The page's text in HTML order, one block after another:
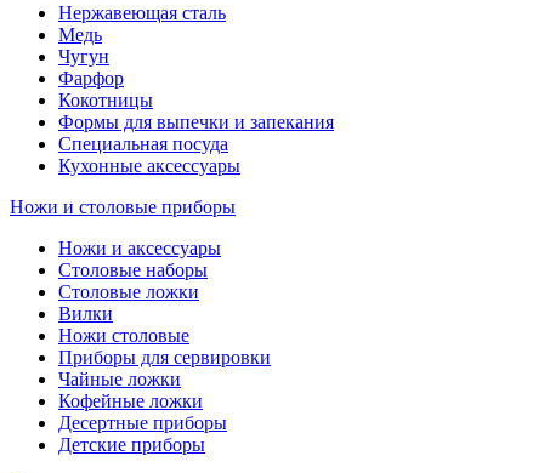
Нержавеющая сталь
Медь
Чугун
Фарфор
Кокотницы
Формы для выпечки и запекания
Специальная посуда
Кухонные аксессуары
Ножи и столовые приборы
Ножи и аксессуары
Столовые наборы
Столовые ложки
Вилки
Ножи столовые
Приборы для сервировки
Чайные ложки
Кофейные ложки
Десертные приборы
Детские приборы